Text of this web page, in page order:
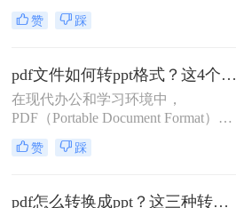
行演示或编辑。那么pdf怎么转ppt免
费呢？虽然市面上有许多付费的转换
转PPT方法，帮助你轻松实现文件格
式的转换。
赞 踩
pdf文件如何转ppt格式？这4个方法请收好！方便又好用！
在现代办公和学习环境中，
PDF（Portable Document Format）因
其出色的跨平台兼容性和保持文档格
式不变的能力而广受欢迎。然而，在
件中的内容转换成PPT（PowerPoint
赞 踩
pdf怎么转换成ppt？这三种转换方法分享给你!！